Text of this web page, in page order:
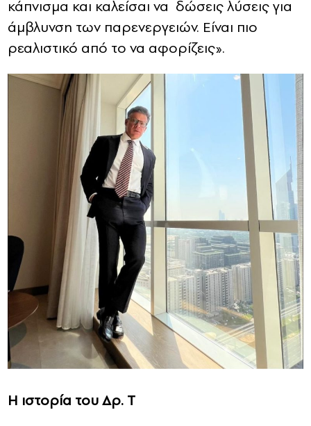
κάπνισμα και καλείσαι να δώσεις λύσεις για
άμβλυνση των παρενεργειών. Είναι πιο
ρεαλιστικό από το να αφορίζεις».
Η ιστορία του Δρ. Τ